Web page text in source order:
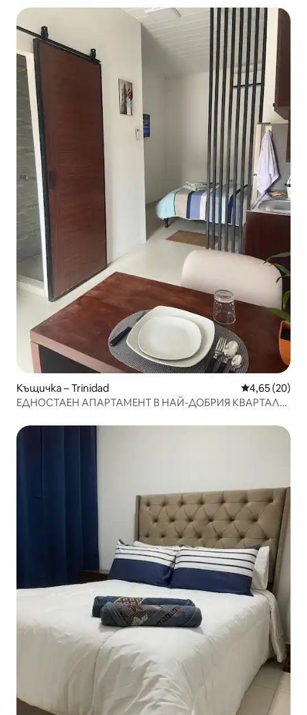
Къщичка – Trinidad Средна
4,65 (20)
ЕДНОСТАЕН АПАРТАМЕНТ В НАЙ-ДОБРИЯ КВАРТАЛ